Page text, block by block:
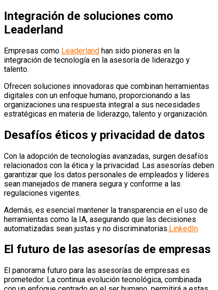
Integración de soluciones como
Leaderland
Empresas como Leaderland han sido pioneras en la
integración de tecnología en la asesoría de liderazgo y
talento.
Ofrecen soluciones innovadoras que combinan herramientas
digitales con un enfoque humano, proporcionando a las
organizaciones una respuesta integral a sus necesidades
estratégicas en materia de liderazgo, talento y organización.
Desafíos éticos y privacidad de datos
Con la adopción de tecnologías avanzadas, surgen desafíos
relacionados con la ética y la privacidad. Las asesorías deben
garantizar que los datos personales de empleados y líderes
sean manejados de manera segura y conforme a las
regulaciones vigentes.
Además, es esencial mantener la transparencia en el uso de
herramientas como la IA, asegurando que las decisiones
automatizadas sean justas y no discriminatorias.LinkedIn
El futuro de las asesorías de empresas
El panorama futuro para las asesorías de empresas es
prometedor. La continua evolución tecnológica, combinada